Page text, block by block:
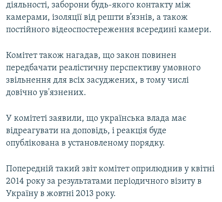
діяльності, заборони будь-якого контакту між
камерами, ізоляції від решти в’язнів, а також
постійного відеоспостереження всередині камери.
Комітет також нагадав, що закон повинен
передбачати реалістичну перспективу умовного
звільнення для всіх засуджених, в тому числі
довічно ув'язнених.
У комітеті заявили, що українська влада має
відреагувати на доповідь, і реакція буде
опублікована в установленому порядку.
Попередній такий звіт комітет оприлюднив у квітні
2014 року за результатами періодичного візиту в
Україну в жовтні 2013 року.